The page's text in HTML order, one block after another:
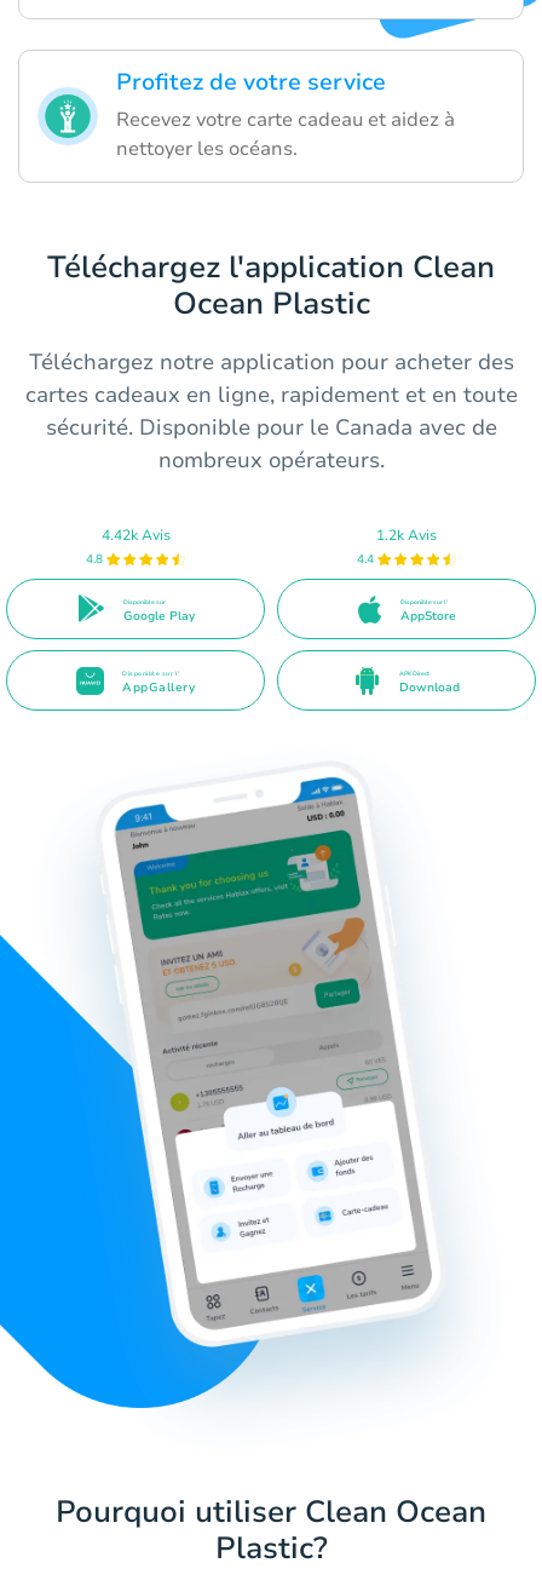
Profitez de votre service
Recevez votre carte cadeau et aidez à
nettoyer les océans.
Téléchargez l'application Clean
Ocean Plastic
Téléchargez notre application pour acheter des
cartes cadeaux en ligne, rapidement et en toute
sécurité. Disponible pour le Canada avec de
nombreux opérateurs.
4.42k Avis
4.8
Disponible sur
Google Play
1.2k Avis
4.4
Disponible sur l'
AppStore
Disponible sur l'
AppGallery
APK Direct
Download
Pourquoi utiliser Clean Ocean
Plastic?